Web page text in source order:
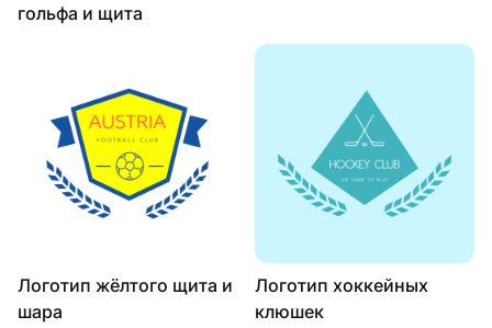
гольфа и щита
Логотип жёлтого щита и
шара
Логотип хоккейных
клюшек